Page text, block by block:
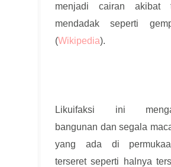
menjadi cairan akibat
mendadak seperti
(Wikipedia).
Likuifaksi ini
bangunan dan segala
yang ada di
terseret seperti halnya